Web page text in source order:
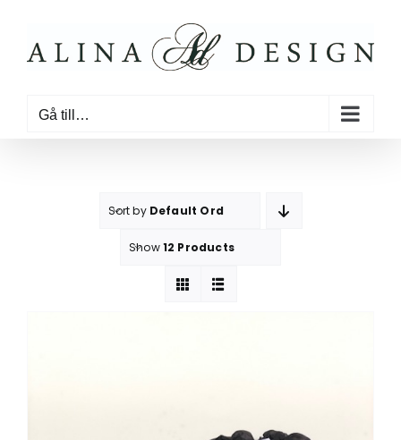
innehållet
Gå till…
Sort by Default Order
Show12 Products